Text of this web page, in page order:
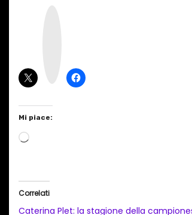
Mi piace:
C
Correlati
Caterina Plet: la stagione della